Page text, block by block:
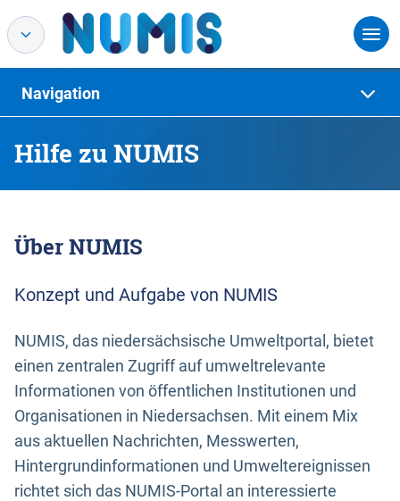
Hilfe zu NUMIS
Navigation
Über NUMIS
Konzept und Aufgabe von NUMIS
NUMIS, das niedersächsische Umweltportal, bietet
einen zentralen Zugriff auf umweltrelevante
Informationen von öffentlichen Institutionen und
Organisationen in Niedersachsen. Mit einem Mix
aus aktuellen Nachrichten, Messwerten,
Hintergrundinformationen und Umweltereignissen
richtet sich das NUMIS-Portal an interessierte